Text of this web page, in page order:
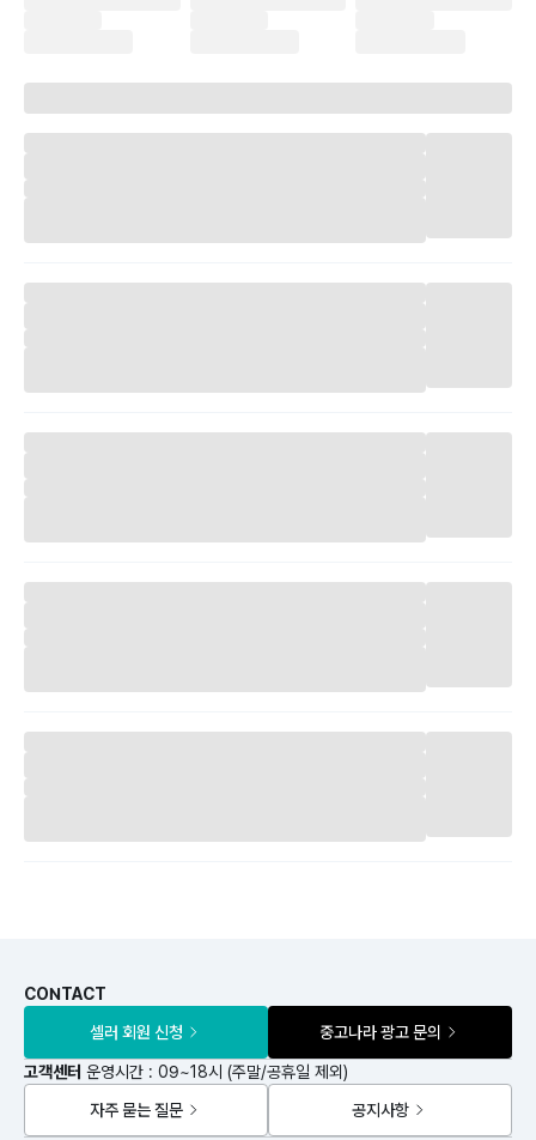
CONTACT
셀러 회원 신청
중고나라 광고 문의
고객센터 운영시간 : 09~18시 (주말/공휴일 제외)
자주 묻는 질문
공지사항